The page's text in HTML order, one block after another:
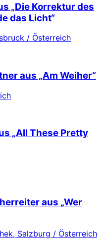
„Die Korrektur des
das Licht“
/ Österreich
aus „Am Weiher“
„All These Pretty
aus „Wer
Salzburg / Österreich